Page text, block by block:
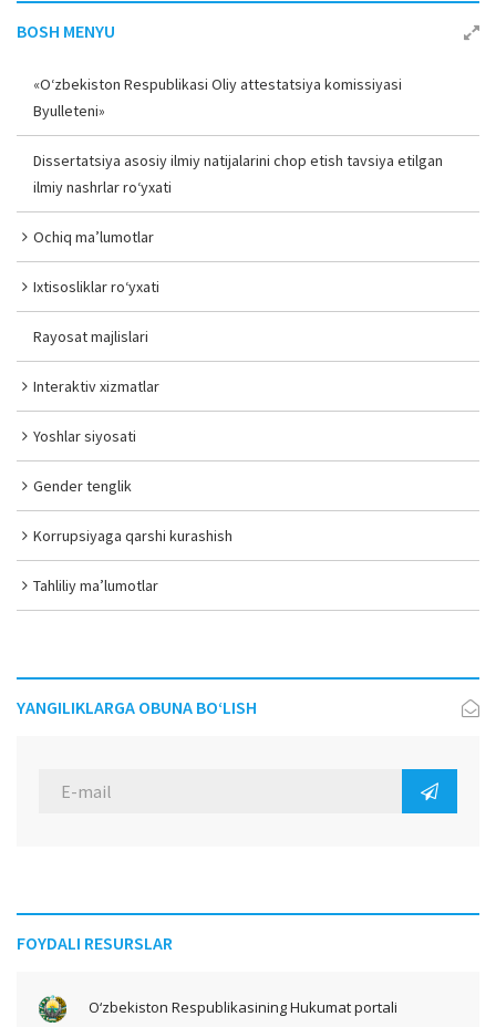
BOSH MENYU
«O‘zbekiston Respublikasi Oliy attestatsiya komissiyasi
Byulleteni»
Dissertatsiya asosiy ilmiy natijalarini chop etish tavsiya etilgan
ilmiy nashrlar ro‘yxati
Ochiq ma’lumotlar
Ixtisosliklar ro‘yxati
Rayosat majlislari
Interaktiv xizmatlar
Yoshlar siyosati
Gender tenglik
Korrupsiyaga qarshi kurashish
Tahliliy ma’lumotlar
YANGILIKLARGA OBUNA BO‘LISH
FOYDALI RESURSLAR
O‘zbekiston Respublikasining Hukumat portali